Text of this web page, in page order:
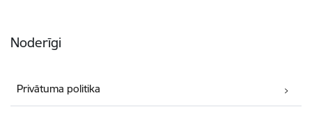
Noderīgi
Privātuma politika